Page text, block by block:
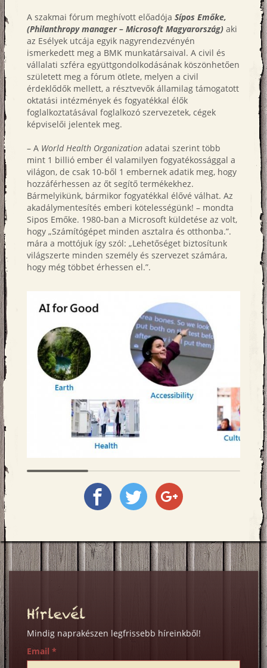
A szakmai fórum meghívott előadója Sípos Emőke,
(Philanthropy manager – Microsoft Magyarország) aki
az Esélyek utcája egyik nagyrendezvényén
ismerkedett meg a BMK munkatársaival. A civil és
vállalati szféra együttgondolkodásának köszönhetően
született meg a fórum ötlete, melyen a civil
érdeklődők mellett, a résztvevők államilag támogatott
oktatási intézmények és fogyatékkal élők
foglalkoztatásával foglalkozó szervezetek, cégek
képviselői jelentek meg.
– A World Health Organization adatai szerint több
mint 1 billió ember él valamilyen fogyatékossággal a
világon, de csak 10-ből 1 embernek adatik meg, hogy
hozzáférhessen az őt segítő termékekhez.
Bármelyikünk, bármikor fogyatékkal élővé válhat. Az
akadálymentesítés emberi kötelességünk! – mondta
Sipos Emőke. 1980-ban a Microsoft küldetése az volt,
hogy „Számítógépet minden asztalra és otthonba.”.
mára a mottójuk így szól: „Lehetőséget biztosítunk
világszerte minden személy és szervezet számára,
hogy még többet érhessen el.”.
a
Facebookon
a
Twitter-
a
Google+
Hírlevél
Mindig naprakészen legfrissebb híreinkből!
Email *